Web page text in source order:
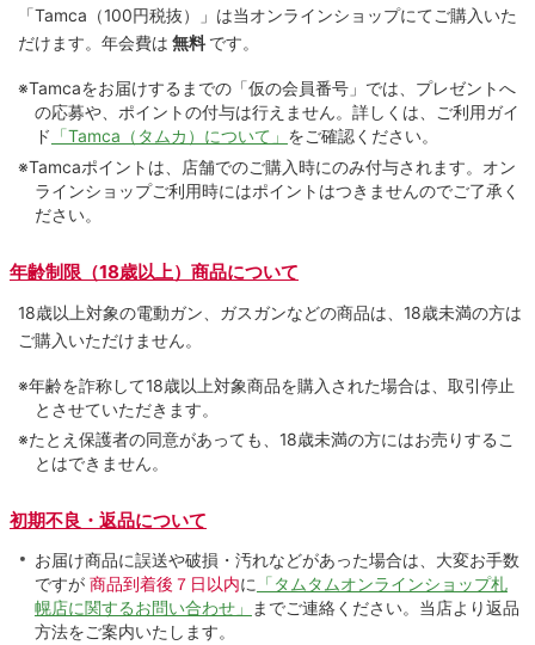
「Tamca （100円税抜）
」は当オンラインショップにてご購⼊いた
だけます。 年会費は 無料 です。
※Tamcaをお届けするまでの「仮の会員番号」では、プレゼントへ
の応募や、ポイントの付与は⾏えません。詳しくは、ご利⽤ガイ
ド 「Tamca（タムカ）について」 をご確認ください。
※Tamcaポイントは、店舗でのご購⼊時にのみ付与されます。オン
ラインショップご利用時にはポイントはつきませんのでご了承く
ださい。
年齢制限（18歳以上）商品について
18歳以上対象の電動ガン、ガスガンなどの商品は、18歳未満の方は
ご購入いただけません。
※年齢を詐称して18歳以上対象商品を購入された場合は、取引停止
とさせていただきます。
※たとえ保護者の同意があっても、18歳未満の方にはお売りするこ
とはできません。
初期不良・返品について
お届け商品に誤送や破損・汚れなどがあった場合は、大変お手数
ですが 商品到着後７日以内に 「タムタムオンラインショップ札
幌店に関するお問い合わせ」
までご連絡ください。当店より返品
方法をご案内いたします。